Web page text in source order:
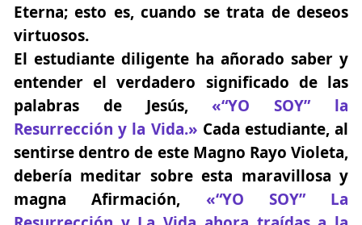
Eterna; esto es, cuando se trata de deseos
virtuosos.
El estudiante diligente ha añorado saber y
entender el verdadero significado de las
palabras de Jesús, «“YO SOY” la
Resurrección y la Vida.» Cada estudiante, al
sentirse dentro de este Magno Rayo Violeta,
debería meditar sobre esta maravillosa y
magna Afirmación, «“YO SOY” La